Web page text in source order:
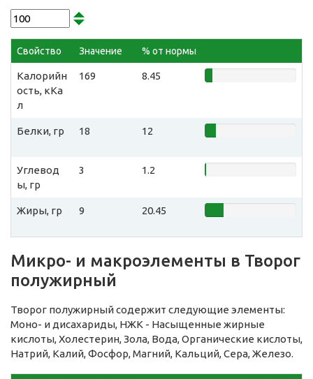
Свойство Значение % от нормы
Калорийн
ость, кКа
л
169 8.45
Белки, гр 18 12
Углевод
ы, гр
3 1.2
Жиры, гр 9 20.45
Микро- и макроэлементы в Творог
полужирный
Творог полужирный содержит следующие элементы:
Моно- и дисахариды, НЖК - Насыщенные жирные
кислоты, Холестерин, Зола, Вода, Органические кислоты,
Натрий, Калий, Фосфор, Магний, Кальций, Сера, Железо.